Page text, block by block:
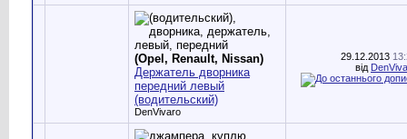
(Opel, Renault, Nissan)
Держатель дворника
передний левый
(водительский)
DenVivaro
29.12.2013
від